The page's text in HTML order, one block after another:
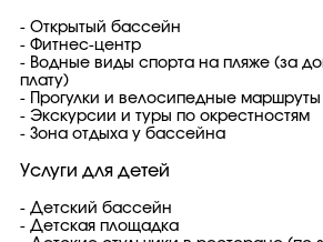
- Открытый бассейн
- Фитнес-центр
- Водные виды спорта на пляже (за
плату)
- Прогулки и велосипедные маршруты
- Экскурсии и туры по окрестностям
- Зона отдыха у бассейна
Услуги для детей
- Детский бассейн
- Детская площадка